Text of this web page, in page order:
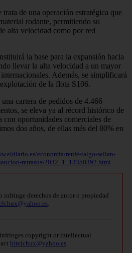
trata de una operación estratégica que
rodante, permitiendo su
alta velocidad como por red
la base para la expansión hacia
llevar la alta velocidad a un mayor
Además, se simplificará
de la flota S106.
cartera de pedidos de 4.466
se eleva ya al récord histórico de
oportunidades comerciales de
dos años, de ellas más del 80% en
economia/renfe-talgo-sellan-
retrasos-2032_1_13350392.html
infringe derechos de autor o propiedad
copyright or intellectual
bitelchux@yahoo.es